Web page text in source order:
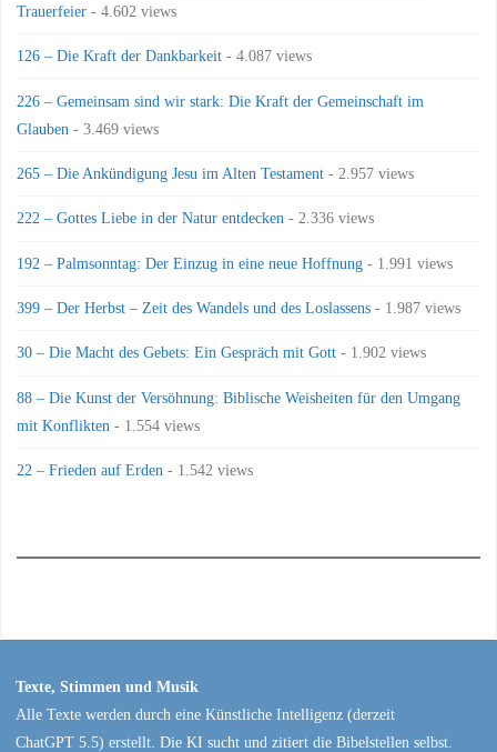
Trauerfeier - 4.602 views
126 – Die Kraft der Dankbarkeit - 4.087 views
226 – Gemeinsam sind wir stark: Die Kraft der Gemeinschaft im
Glauben - 3.469 views
265 – Die Ankündigung Jesu im Alten Testament - 2.957 views
222 – Gottes Liebe in der Natur entdecken - 2.336 views
192 – Palmsonntag: Der Einzug in eine neue Hoffnung - 1.991 views
399 – Der Herbst – Zeit des Wandels und des Loslassens - 1.987 views
30 – Die Macht des Gebets: Ein Gespräch mit Gott - 1.902 views
88 – Die Kunst der Versöhnung: Biblische Weisheiten für den Umgang
mit Konflikten - 1.554 views
22 – Frieden auf Erden - 1.542 views
Texte, Stimmen und Musik
Alle Texte werden durch eine Künstliche Intelligenz (derzeit
ChatGPT 5.5) erstellt. Die KI sucht und zitiert die Bibelstellen selbst.